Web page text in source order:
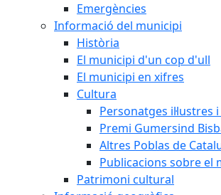
Emergències
Informació del municipi
Història
El municipi d'un cop d'ull
El municipi en xifres
Cultura
Personatges il·lustres
Premi Gumersind
Altres Poblas de
Publicacions sobre el
Patrimoni cultural